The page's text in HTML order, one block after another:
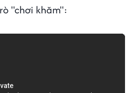
"chơi khăm":